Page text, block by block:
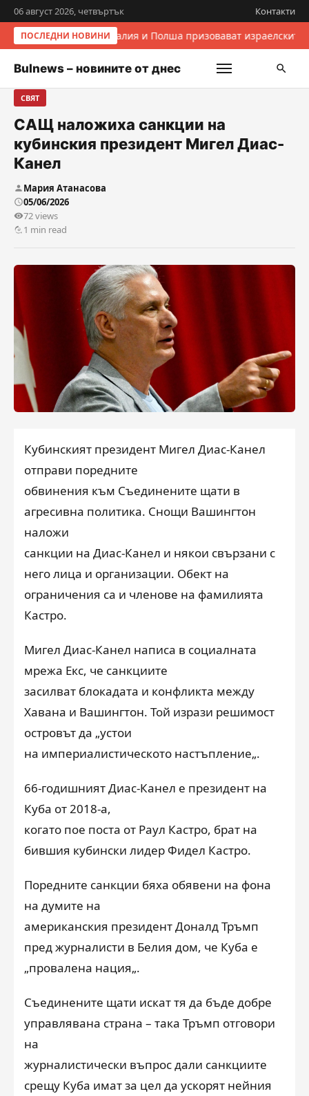
06 август 2026, четвъртък Контакти
ПОСЛЕДНИ НОВИНИИталия и Полша призовават
Bulnews – новините от днес
СВЯТ
САЩ наложиха санкции на
кубинския президент Мигел Диас-
Канел
Мария Атанасова
05/06/2026
72 views
1 min read
Кубинският президент Мигел Диас-Канел
отправи поредните
обвинения към Съединените щати в
агресивна политика. Снощи Вашингтон
наложи
санкции на Диас-Канел и някои свързани с
него лица и организации. Обект на
ограничения са и членове на фамилията
Кастро.
Мигел Диас-Канел написа в социалната
мрежа Екс, че санкциите
засилват блокадата и конфликта между
Хавана и Вашингтон. Той изрази решимост
островът да „устои
на империалистическото настъпление„.
66-годишният Диас-Канел е президент на
Куба от 2018-а,
когато пое поста от Раул Кастро, брат на
бившия кубински лидер Фидел Кастро.
Поредните санкции бяха обявени на фона
на думите на
американския президент Доналд Тръмп
пред журналисти в Белия дом, че Куба е
„провалена нация„.
Съединените щати искат тя да бъде добре
управлявана страна – така Тръмп отговори
на
журналистически въпрос дали санкциите
срещу Куба имат за цел да ускорят нейния